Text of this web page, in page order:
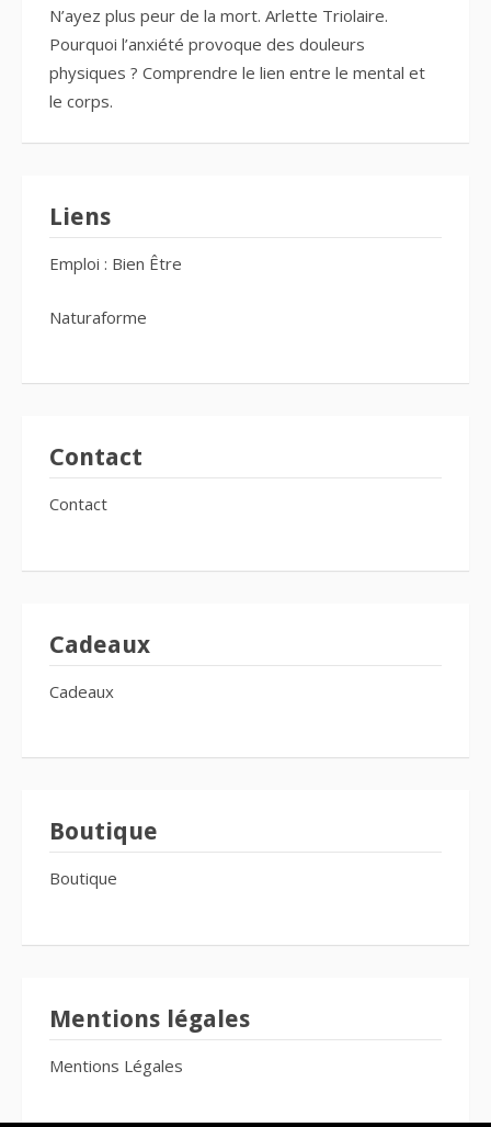
N’ayez plus peur de la mort. Arlette Triolaire.
Pourquoi l’anxiété provoque des douleurs
physiques ? Comprendre le lien entre le mental et
le corps.
Liens
Emploi : Bien Être
Naturaforme
Contact
Contact
Cadeaux
Cadeaux
Boutique
Boutique
Mentions légales
Mentions Légales